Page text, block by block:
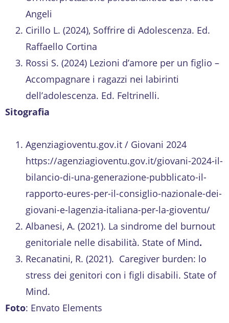
Angeli
Cirillo L. (2024), Soffrire di Adolescenza. Ed.
Raffaello Cortina
Rossi S. (2024) Lezioni d’amore per un figlio –
Accompagnare i ragazzi nei labirinti
dell’adolescenza. Ed. Feltrinelli.
Sitografia
Agenziagioventu.gov.it / Giovani 2024
https://agenziagioventu.gov.it/giovani-2024-il-
bilancio-di-una-generazione-pubblicato-il-
rapporto-eures-per-il-consiglio-nazionale-dei-
giovani-e-lagenzia-italiana-per-la-gioventu/
Albanesi, A. (2021). La sindrome del burnout
genitoriale nelle disabilità. State of Mind.
Recanatini, R. (2021). Caregiver burden: lo
stress dei genitori con i figli disabili. State of
Mind.
Foto: Envato Elements